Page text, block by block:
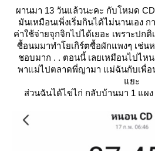
ผานมา 13 วันแล้วนะคะ กับโหมด
มันเหมือนเพิ่งเริ่มกินได้ไม่นานเอง
ค่าใช้จ่ายจุกจิกไปได้เยอะ เพราะปก
ซื้อนมมาทำโยเกิร์ตซื้อผักแพงๆ เช่น
ชอบมาก . . ตอนนี้ เลยเหมือนไปไหน
พาแม่ไปตลาดพี่ญามา แม่ฉันกับเพื่อ
ะ
ส่วนฉันได้ไข่ไก่ กลับบ้านมา 1 แผ